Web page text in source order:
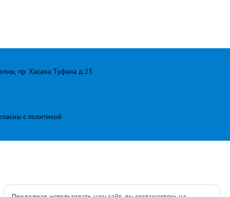
пр. Хасана Туфана д.23
с политикой